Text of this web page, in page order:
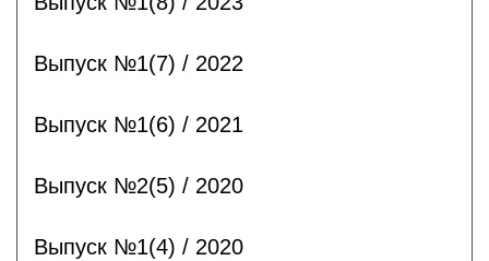
Выпуск №1(7) / 2022
Выпуск №1(6) / 2021
Выпуск №2(5) / 2020
Выпуск №1(4) / 2020